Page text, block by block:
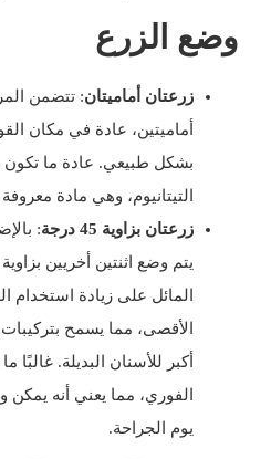
وضع الزرع
زرعتان أماميتان: تتضمن
أماميتين، عادة في مكان
بشكل طبيعي. عادة ما
التيتانيوم، وهي مادة
زرعتان بزاوية 45 درجة
:
المائل على زيادة استخدام
الأقصى، مما يسمح
أكبر للأسنان البديلة. غالبًا
الفوري، مما يعني أنه
يوم الجراحة.